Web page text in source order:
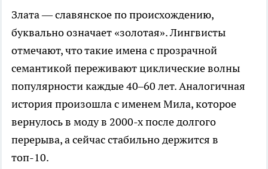
Злата — славянское по происхождению,
буквально означает «золотая». Лингвисты
отмечают, что такие имена с прозрачной
семантикой переживают циклические волны
популярности каждые 40–60 лет. Аналогичная
история произошла с именем Мила, которое
вернулось в моду в 2000-х после долгого
перерыва, а сейчас стабильно держится в
топ-10.